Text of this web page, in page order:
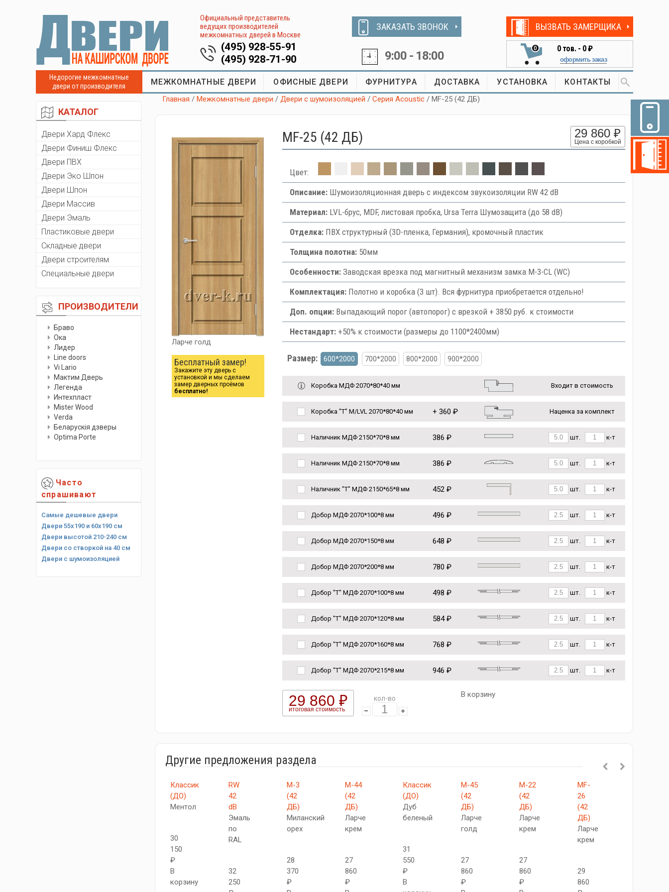
Официальный представитель
ведущих производителей
межкомнатных дверей в Москве
(495) 928-55-91
(495) 928-71-90
ЗАКАЗАТЬ ЗВОНОК
9:00 - 18:00
ВЫЗВАТЬ ЗАМЕРЩИКА
0 0тов. - 0 ₽
оформить заказ
Недорогие межкомнатные
двери от производителя
МЕЖКОМНАТНЫЕ ДВЕРИ ОФИСНЫЕ ДВЕРИ ФУРНИТУРА ДОСТАВКА УСТАНОВКА КОНТАКТЫ
КАТАЛОГ
Двери Хард Флекс
Двери Финиш Флекс
Двери ПВХ
Двери Эко Шпон
Двери Шпон
Двери Массив
Двери Эмаль
Пластиковые двери
Складные двери
Двери строителям
Специальные двери
ПРОИЗВОДИТЕЛИ
Браво
Ока
Лидер
Line doors
Vi Lario
Мактим Дверь
Легенда
Интехпласт
Мister Wood
Verda
Беларускiя дзверы
Optima Porte
Часто
спрашивают
Самые дешевые двери
Двери 55х190 и 60х190 см
Двери высотой 210-240 см
Двери со створкой на 40 см
Двери с шумоизоляцией
Главная /Межкомнатные двери /Двери с шумоизоляцией /Серия Acoustic / MF-25 (42 ДБ)
Ларче голд
Бесплатный замер!
Закажите эту дверь с
установкой и мы сделаем
замер дверных проёмов
бесплатно!
MF-25 (42 ДБ) 29 860 ₽
Цена с коробкой
Цвет:
Описание:Шумоизоляционная дверь с индексом звукоизоляции RW 42 dB
Материал:LVL-брус, MDF, листовая пробка, Ursa Terra Шумозащита (до 58 dB)
Отделка:ПВХ структурный (3D-пленка, Германия), кромочный пластик
Толщина полотна:50мм
Особенности:Заводская врезка под магнитный механизм замка M-3-CL (WC)
Комплектация:Полотно и коробка (3 шт). Вся фурнитура приобретается отдельно!
Доп. опции:Выпадающий порог (автопорог) с врезкой + 3850 руб. к стоимости
Нестандарт:+50% к стоимости (размеры до 1100*2400мм)
Размер: 600*2000 700*2000 800*2000 900*2000
Коробка МДФ 2070*80*40 мм Входит в стоимость
Коробка "Т" M/LVL 2070*80*40 мм + 360 ₽ Наценка за комплект
Наличник МДФ 2150*70*8 мм 386 ₽ шт. к-т
Наличник МДФ 2150*70*8 мм 386 ₽ шт. к-т
Наличник "Т" МДФ 2150*65*8 мм 452 ₽ шт. к-т
Добор МДФ 2070*100*8 мм 496 ₽ шт. к-т
Добор МДФ 2070*150*8 мм 648 ₽ шт. к-т
Добор МДФ 2070*200*8 мм 780 ₽ шт. к-т
Добор "Т" МДФ 2070*100*8 мм 498 ₽ шт. к-т
Добор "Т" МДФ 2070*120*8 мм 584 ₽ шт. к-т
Добор "Т" МДФ 2070*160*8 мм 768 ₽ шт. к-т
Добор "Т" МДФ 2070*215*8 мм 946 ₽ шт. к-т
29 860 ₽
итоговая стоимость
кол-во В корзину
Другие предложения раздела
Классик
(ДО)
Ментол
30
150
₽
В
корзину
RW
42
dB
Эмаль
по
RAL
32
250
М-3
(42
ДБ)
Миланский
орех
28
370
₽
М-44
(42
ДБ)
Ларче
крем
27
860
₽
Классик
(ДО)
Дуб
беленый
31
550
₽
В
М-45
(42
ДБ)
Ларче
голд
27
860
₽
М-22
(42
ДБ)
Ларче
крем
27
860
₽
MF-
26
(42
ДБ)
Ларче
крем
29
860